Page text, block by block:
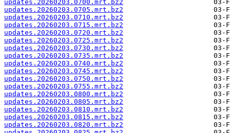
updates.20260203.0700.mrt.bz2
updates.20260203.0705.mrt.bz2
updates.20260203.0710.mrt.bz2
updates.20260203.0715.mrt.bz2
updates.20260203.0720.mrt.bz2
updates.20260203.0725.mrt.bz2
updates.20260203.0730.mrt.bz2
updates.20260203.0735.mrt.bz2
updates.20260203.0740.mrt.bz2
updates.20260203.0745.mrt.bz2
updates.20260203.0750.mrt.bz2
updates.20260203.0755.mrt.bz2
updates.20260203.0800.mrt.bz2
updates.20260203.0805.mrt.bz2
updates.20260203.0810.mrt.bz2
updates.20260203.0815.mrt.bz2
updates.20260203.0820.mrt.bz2